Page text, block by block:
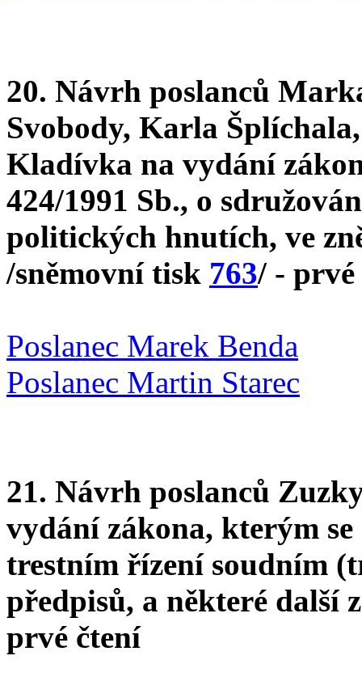
20. Návrh poslanců
Svobody, Karla
Kladívka na vydání
424/1991 Sb., o
politických hnutích, ve
/sněmovní tisk 763/ - prvé
Poslanec Marek Benda
Poslanec Martin Starec
21. Návrh poslanců
vydání zákona, kterým se
trestním řízení soudním
předpisů, a některé další
prvé čtení